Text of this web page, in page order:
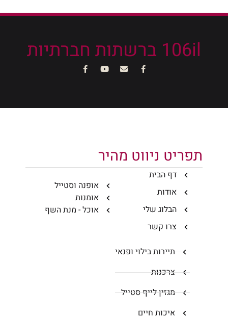
106il ברשתות חברתיות
תפריט ניווט מהיר
דף הבית
אודות
הבלוג שלי
צרו קשר
אופנה וסטייל
אומנות
אוכל - מנת השף
תיירות בילוי ופנאי
צרכנות
מגזין לייף סטייל
איכות חיים